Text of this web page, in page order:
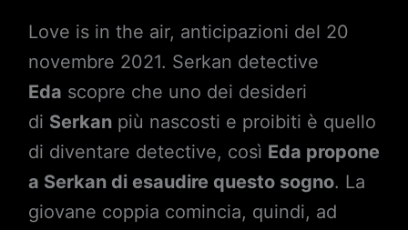
Love is in the air, anticipazioni del 20
novembre 2021. Serkan detective
Eda scopre che uno dei desideri
di Serkanpiù nascosti e proibiti è quello
di diventare detective, così Eda propone
a Serkan di esaudire questo sogno. La
giovane coppia comincia, quindi, ad